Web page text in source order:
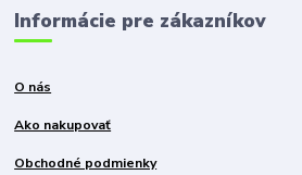
Informácie pre zákazníkov
O nás
Ako nakupovať
Obchodné podmienky